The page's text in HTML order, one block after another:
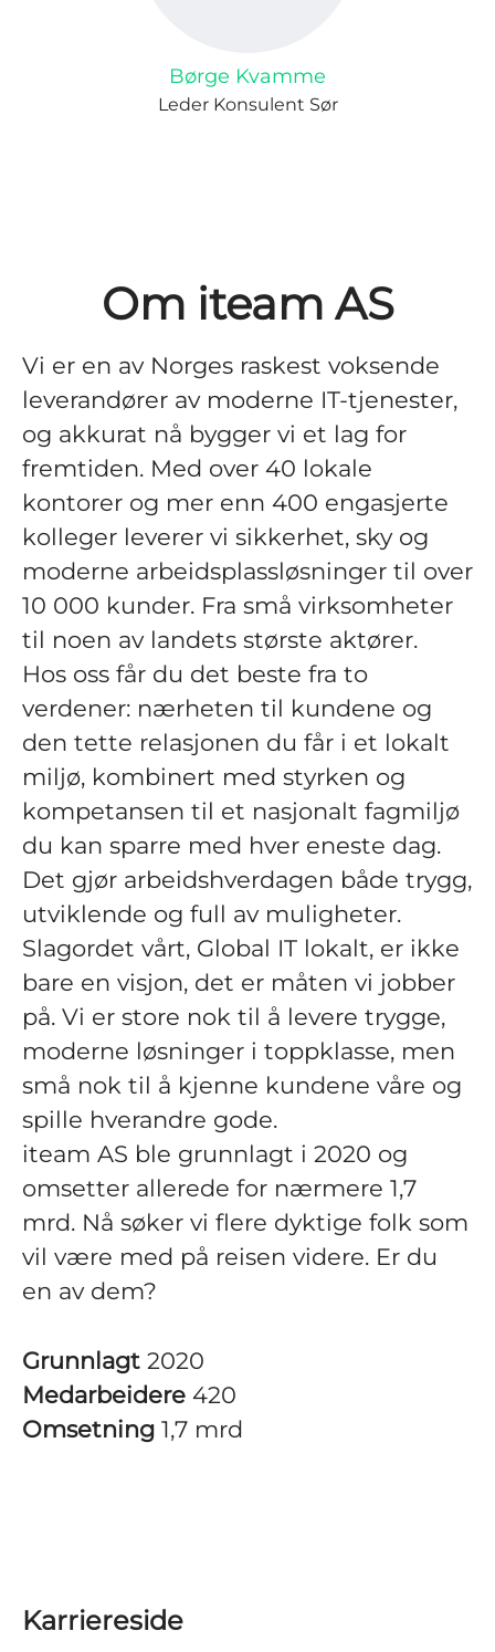
Børge Kvamme
Leder Konsulent Sør
Om iteam AS
Vi er en av Norges raskest voksende
leverandører av moderne IT-tjenester,
og akkurat nå bygger vi et lag for
fremtiden. Med over 40 lokale
kontorer og mer enn 400 engasjerte
kolleger leverer vi sikkerhet, sky og
moderne arbeidsplassløsninger til over
10 000 kunder. Fra små virksomheter
til noen av landets største aktører.
Hos oss får du det beste fra to
verdener: nærheten til kundene og
den tette relasjonen du får i et lokalt
miljø, kombinert med styrken og
kompetansen til et nasjonalt fagmiljø
du kan sparre med hver eneste dag.
Det gjør arbeidshverdagen både trygg,
utviklende og full av muligheter.
Slagordet vårt, Global IT lokalt, er ikke
bare en visjon, det er måten vi jobber
på. Vi er store nok til å levere trygge,
moderne løsninger i toppklasse, men
små nok til å kjenne kundene våre og
spille hverandre gode.
iteam AS ble grunnlagt i 2020 og
omsetter allerede for nærmere 1,7
mrd. Nå søker vi flere dyktige folk som
vil være med på reisen videre. Er du
en av dem?
Grunnlagt 2020
Medarbeidere 420
Omsetning 1,7 mrd
Karriereside